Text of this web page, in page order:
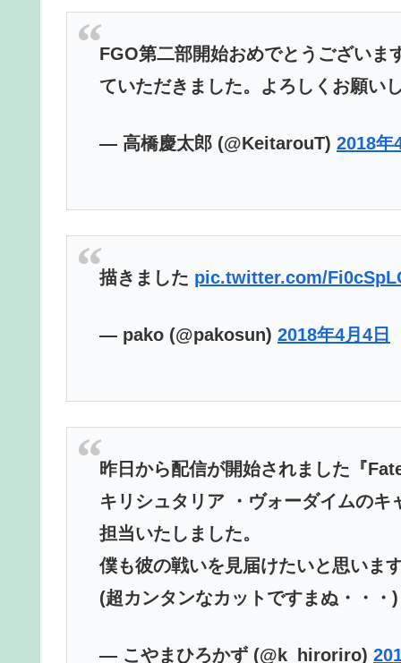
FGO第二部開始おめでとうございま
ていただきました。よろしくお願い
— 高橋慶太郎 (@KeitarouT) 2018年
描きました pic.twitter.com/
— pako (@pakosun) 2018年4月4日
昨日から配信が開始されました『
キリシュタリア ・ヴォーダイムのキ
担当いたしました。
僕も彼の戦いを見届けたいと思いま
(超カンタンなカットですまぬ・・・
— こやまひろかず (@k_hiroriro)